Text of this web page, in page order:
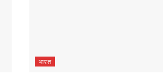
भारत